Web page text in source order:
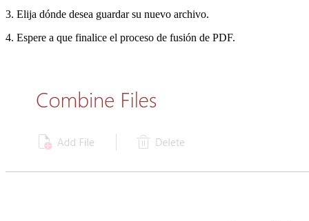
3. Elija dónde desea guardar su nuevo archivo.
4. Espere a que finalice el proceso de fusión de PDF.